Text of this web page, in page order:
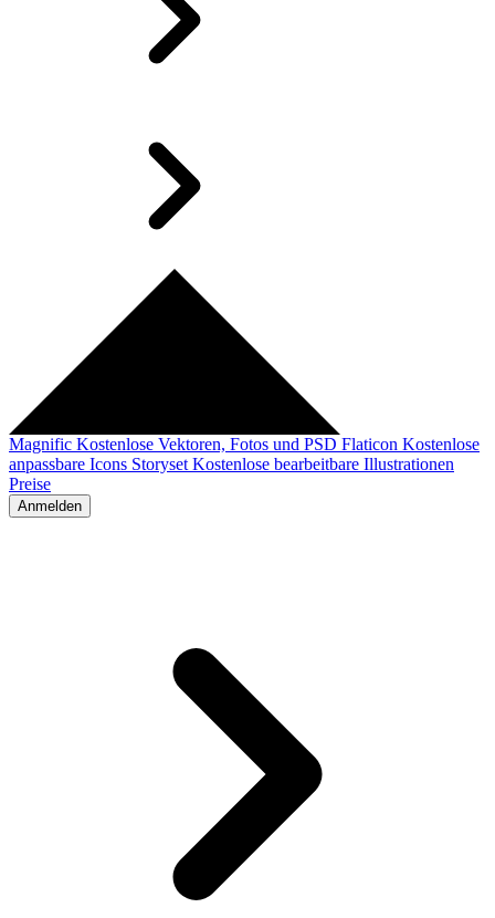
Magnific Kostenlose Vektoren, Fotos und PSD Flaticon Kostenlose
anpassbare Icons Storyset Kostenlose bearbeitbare Illustrationen
Preise
Anmelden